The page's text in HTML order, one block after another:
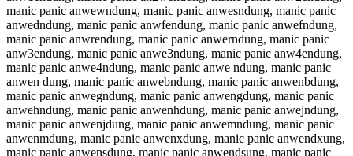
manic panic anwewndung, manic panic anwesndung, manic panic
anwedndung, manic panic anwfendung, manic panic anwefndung,
manic panic anwrendung, manic panic anwerndung, manic panic
anw3endung, manic panic anwe3ndung, manic panic anw4endung,
manic panic anwe4ndung, manic panic anwe ndung, manic panic
anwen dung, manic panic anwebndung, manic panic anwenbdung,
manic panic anwegndung, manic panic anwengdung, manic panic
anwehndung, manic panic anwenhdung, manic panic anwejndung,
manic panic anwenjdung, manic panic anwemndung, manic panic
anwenmdung, manic panic anwenxdung, manic panic anwendxung,
manic panic anwensdung, manic panic anwendsung, manic panic